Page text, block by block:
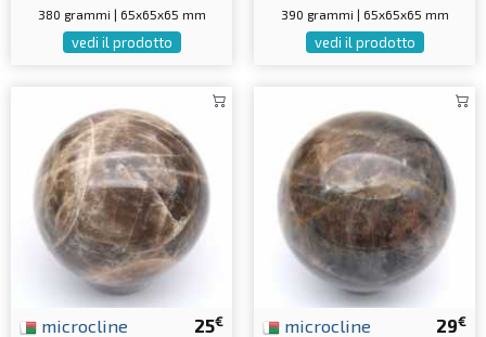
380 grammi | 65x65x65 mm
vedi il prodotto
390 grammi | 65x65x65 mm
vedi il prodotto
25€
microcline 29€
microcline